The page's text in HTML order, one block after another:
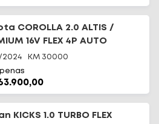
COROLLA 2.0 ALTIS /
16V FLEX 4P AUTO
2024 KM 30000
KICKS 1.0 TURBO FLEX